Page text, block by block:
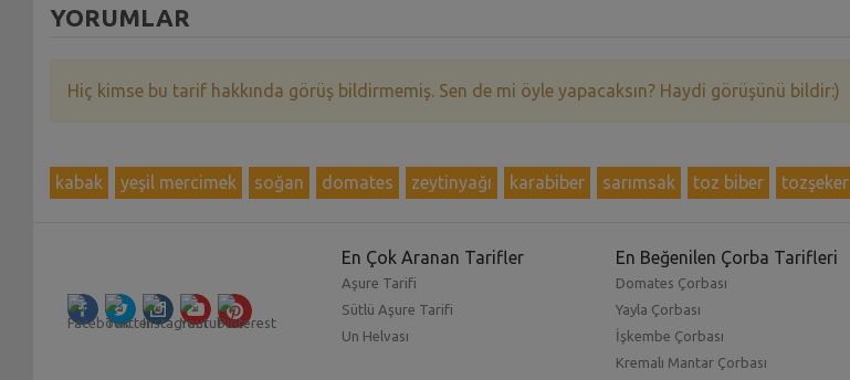
YORUMLAR
Hiç kimse bu tarif hakkında görüş bildirmemiş. Sen de mi öyle yapacaksın? Haydi görüşünü bildir:)
kabak yeşil mercimek soğan domates zeytinyağı karabiber sarımsak toz biber tozşeker
En Çok Aranan Tarifler
Aşure Tarifi
Sütlü Aşure Tarifi
Un Helvası
En Beğenilen Çorba Tarifleri
Domates Çorbası
Yayla Çorbası
İşkembe Çorbası
Kremalı Mantar Çorbası